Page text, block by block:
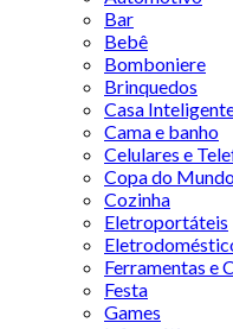
Bar
Bebê
Bomboniere
Brinquedos
Casa
Cama e banho
Celulares e
Copa do
Cozinha
Eletroportáteis
Ferramentas e
Festa
Games